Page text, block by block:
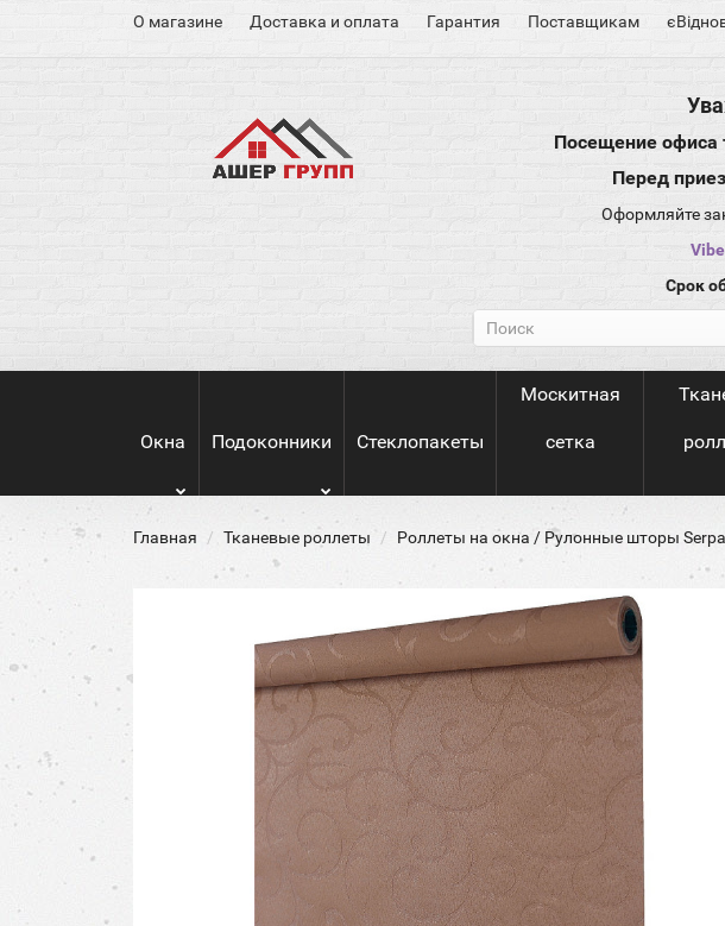
О магазине Доставка и оплата Гарантия Поставщикам
Посещение офиса
Перед
Оформляйте
Срок
Окна Подоконники Стеклопакеты
Москитная
сетка
Главная Тканевые роллеты Роллеты на окна / Рулонные шторы